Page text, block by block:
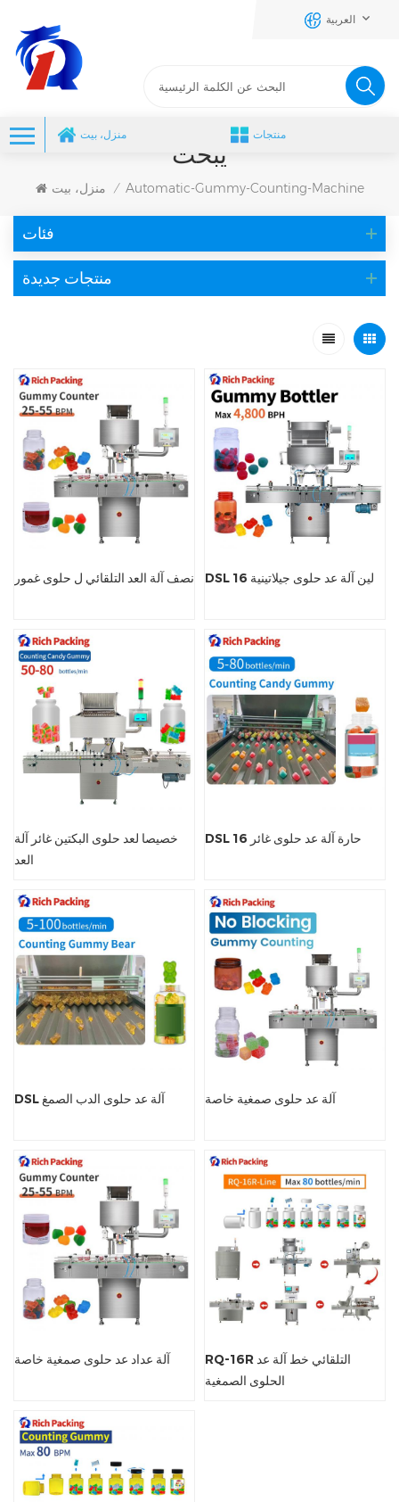
العربية
منزل، بيت منتجات
يبحث
منزل، بيت / Automatic-Gummy-Counting-Machine
فئات
منتجات جديدة
نصف آلة العد التلقائي ل حلوى غمور DSL 16 لين آلة عد حلوى جيلاتينية
خصيصا لعد حلوى البكتين غائر آلة
العد
DSL 16 حارة آلة عد حلوى غائر
DSL آلة عد حلوى الدب الصمغ آلة عد حلوى صمغية خاصة
آلة عداد عد حلوى صمغية خاصة
RQ-16R التلقائي خط آلة عد
الحلوى الصمغية